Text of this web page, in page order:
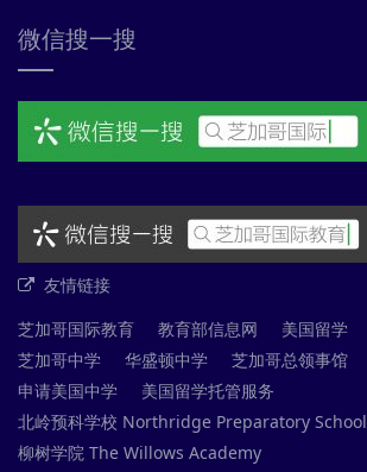
微信搜一搜
友情链接
芝加哥国际教育
教育部信息网 美国留学
芝加哥中学
华盛顿中学 芝加哥总领事馆
申请美国中学
美国留学托管服务
北岭预科学校 Northridge Preparatory School
柳树学院 The Willows Academy